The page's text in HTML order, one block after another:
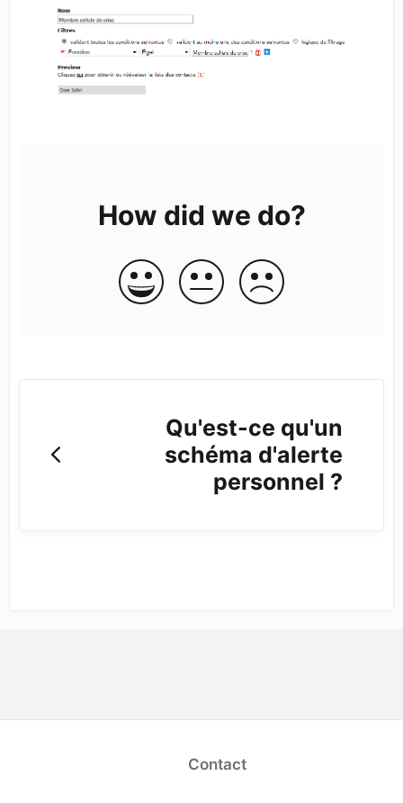
How did we do?
Qu'est-ce qu'un
schéma d'alerte
personnel ?
Contact